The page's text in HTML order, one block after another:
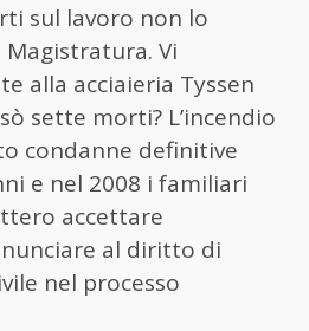
sul lavoro non lo
Vi
alla acciaieria Tyssen
sette morti? L’incendio
condanne definitive
e nel 2008 i familiari
accettare
al diritto di
nel processo